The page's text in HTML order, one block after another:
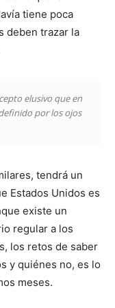
tiene poca
deben trazar la
elusivo que en
por los ojos
tendrá un
Estados Unidos es
existe un
regular a los
los retos de saber
y quiénes no, es lo
meses.